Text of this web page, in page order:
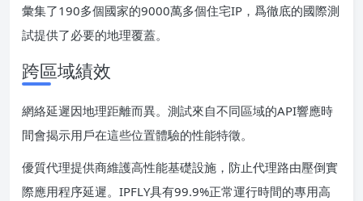
彙集了190多個國家的9000萬多個住宅IP，爲徹底的國際測
試提供了必要的地理覆蓋。
跨區域績效
網絡延遲因地理距離而異。測試來自不同區域的API響應時
間會揭示用戶在這些位置體驗的性能特徵。
優質代理提供商維護高性能基礎設施，防止代理路由壓倒實
際應用程序延遲。IPFLY具有99.9%正常運行時間的專用高